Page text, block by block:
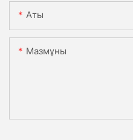
Аты
Мазмұны